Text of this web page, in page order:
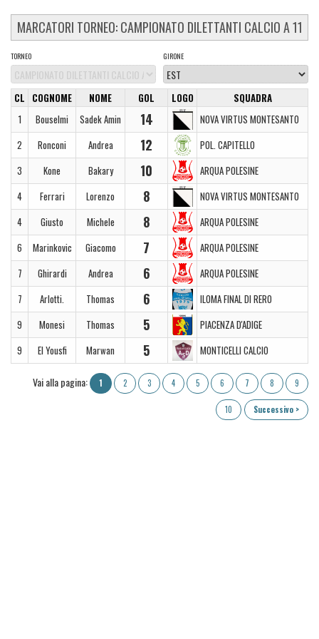
MARCATORI TORNEO: CAMPIONATO DILETTANTI CALCIO A 11
TORNEO GIRONE
CL COGNOME NOME GOL LOGO
SQUADRA
1
Bouselmi Sadek Amin 14
NOVA VIRTUS MONTESANTO
2
Ronconi Andrea 12
POL. CAPITELLO
3
Kone Bakary 10
ARQUA POLESINE
4
Ferrari Lorenzo 8
NOVA VIRTUS MONTESANTO
4
Giusto Michele 8
ARQUA POLESINE
6
Marinkovic Giacomo 7
ARQUA POLESINE
7
Ghirardi Andrea 6
ARQUA POLESINE
7
Arlotti. Thomas 6
ILOMA FINAL DI RERO
9
Monesi Thomas 5
PIACENZA D'ADIGE
9
El Yousfi Marwan 5 MONTICELLI CALCIO
Vai alla pagina: 1 2 3 4 5 6 7 8 9
10 Successivo >